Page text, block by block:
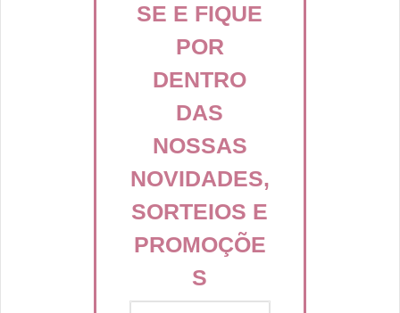
SE E FIQUE
POR
DENTRO
DAS
NOSSAS
NOVIDADES,
SORTEIOS E
PROMOÇÕE
S